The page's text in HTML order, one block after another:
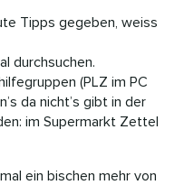
Tipps gegeben, weiss
durchsuchen.
(PLZ im PC
da nicht’s gibt in der
im Supermarkt Zettel
ein bischen mehr von